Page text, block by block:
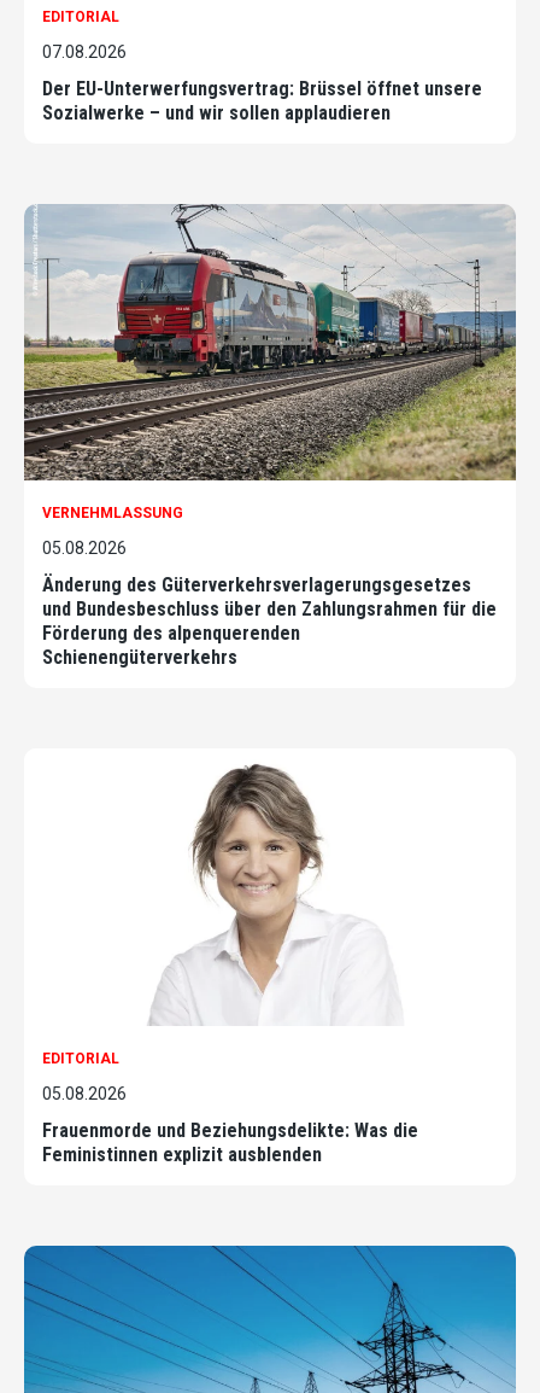
EDITORIAL
07.08.2026
Der EU-Unterwerfungsvertrag: Brüssel öffnet unsere
Sozialwerke – und wir sollen applaudieren
VERNEHMLASSUNG
05.08.2026
Änderung des Güterverkehrsverlagerungsgesetzes
und Bundesbeschluss über den Zahlungsrahmen für die
Förderung des alpenquerenden
Schienengüterverkehrs
EDITORIAL
05.08.2026
Frauenmorde und Beziehungsdelikte: Was die
Feministinnen explizit ausblenden